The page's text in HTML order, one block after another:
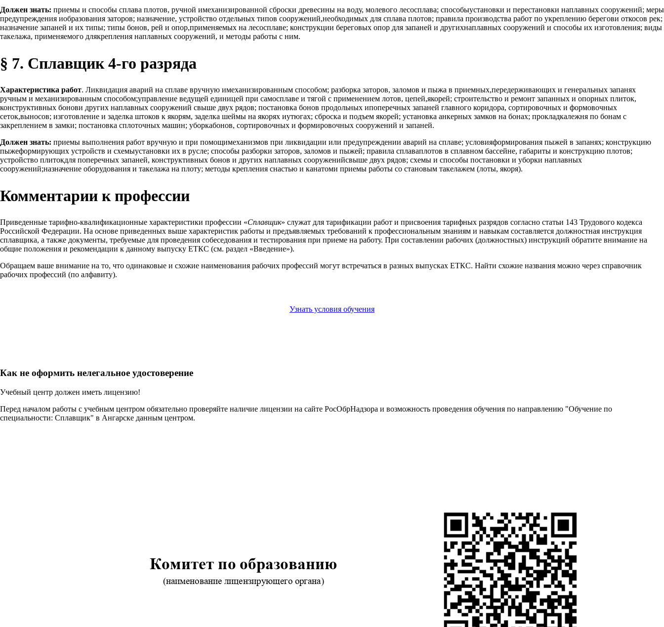
Должен знать: приемы и способы сплава плотов, ручной имеханизированной сброски древесины на воду, молевого лесосплава; способыустановки и перестановки наплавных сооружений; меры
предупреждения иобразования заторов; назначение, устройство отдельных типов сооружений,необходимых для сплава плотов; правила производства работ по укреплению берегови откосов рек;
назначение запаней и их типы; типы бонов, рей и опор,применяемых на лесосплаве; конструкции береговых опор для запаней и другихнаплавных сооружений и способы их изготовления; виды
такелажа, применяемого длякрепления наплавных сооружений, и методы работы с ним.
§ 7. Сплавщик 4-го разряда
Характеристика работ. Ликвидация аварий на сплаве вручную имеханизированным способом; разборка заторов, заломов и пыжа в приемных,передерживающих и генеральных запанях
ручным и механизированным способом;управление ведущей единицей при самосплаве и тягой с применением лотов, цепей,якорей; строительство и ремонт запанных и опорных плиток,
конструктивных бонови других наплавных сооружений свыше двух рядов; постановка бонов продольных ипоперечных запаней главного коридора, сортировочных и формовочных
сеток,выносов; изготовление и заделка штоков к якорям, заделка шеймы на якорях иутюгах; сброска и подъем якорей; установка анкерных замков на бонах; прокладкалежня по бонам с
закреплением в замки; постановка сплоточных машин; уборкабонов, сортировочных и формировочных сооружений и запаней.
Должен знать: приемы выполнения работ вручную и при помощимеханизмов при ликвидации или предупреждении аварий на сплаве; условияформирования пыжей в запанях; конструкцию
пыжеформирующих устройств и схемыустановки их в русле; способы разборки заторов, заломов и пыжей; правила сплаваплотов в сплавном бассейне, габариты и конструкцию плотов;
устройство плитокдля поперечных запаней, конструктивных бонов и других наплавных сооруженийсвыше двух рядов; схемы и способы постановки и уборки наплавных
сооружений;назначение оборудования и такелажа на плоту; методы крепления снастью и канатоми приемы работы со становым такелажем (лоты, якоря).
Комментарии к профессии
Приведенные тарифно-квалификационные характеристики профессии «Сплавщик» служат для тарификации работ и присвоения тарифных разрядов согласно статьи 143 Трудового кодекса
Российской Федерации. На основе приведенных выше характеристик работы и предъявляемых требований к профессиональным знаниям и навыкам составляется должностная инструкция
сплавщика, а также документы, требуемые для проведения собеседования и тестирования при приеме на работу. При составлении рабочих (должностных) инструкций обратите внимание на
общие положения и рекомендации к данному выпуску ЕТКС (см. раздел «Введение»).
Обращаем ваше внимание на то, что одинаковые и схожие наименования рабочих профессий могут встречаться в разных выпусках ЕТКС. Найти схожие названия можно через справочник
рабочих профессий (по алфавиту).
Узнать условия обучения
Как не оформить нелегальное удостоверение
Учебный центр должен иметь лицензию!
Перед началом работы с учебным центром обязательно проверяйте наличие лицензии на сайте РосОбрНадзора и возможность проведения обучения по направлению "Обучение по
специальности: Сплавщик" в Ангарске данным центром.